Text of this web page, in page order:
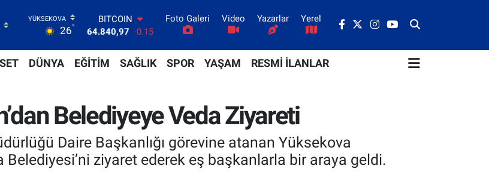
26°
DOLAR
47,7436
0.18
55,2510 0.32
STERLİN
6660.55
0
BİST100
13.779
-14
Foto Galeri Video Yazarlar Yerel
DÜNYA EĞİTİM SAĞLIK SPOR YAŞAM RESMİ İLANLAR
Belediyeye Veda Ziyareti
Daire Başkanlığı görevine atanan Yüksekova
ziyaret ederek eş başkanlarla bir araya geldi.